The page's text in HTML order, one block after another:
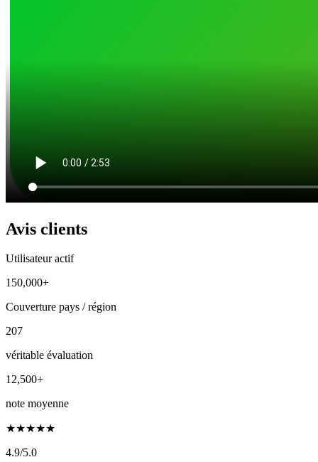
Avis clients
Utilisateur actif
150,000+
Couverture pays / région
207
véritable évaluation
12,500+
note moyenne
★★★★★
4.9/5.0